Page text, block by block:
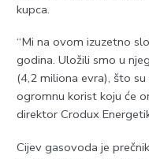
kupca.
“Mi na ovom izuzetno
godina. Uložili smo u
(4,2 miliona evra), što
ogromnu korist koju će
direktor Crodux
Cijev gasovoda je